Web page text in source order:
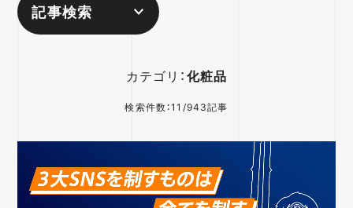
記事検索
カテゴリ：化粧品
検索件数：11/943記事